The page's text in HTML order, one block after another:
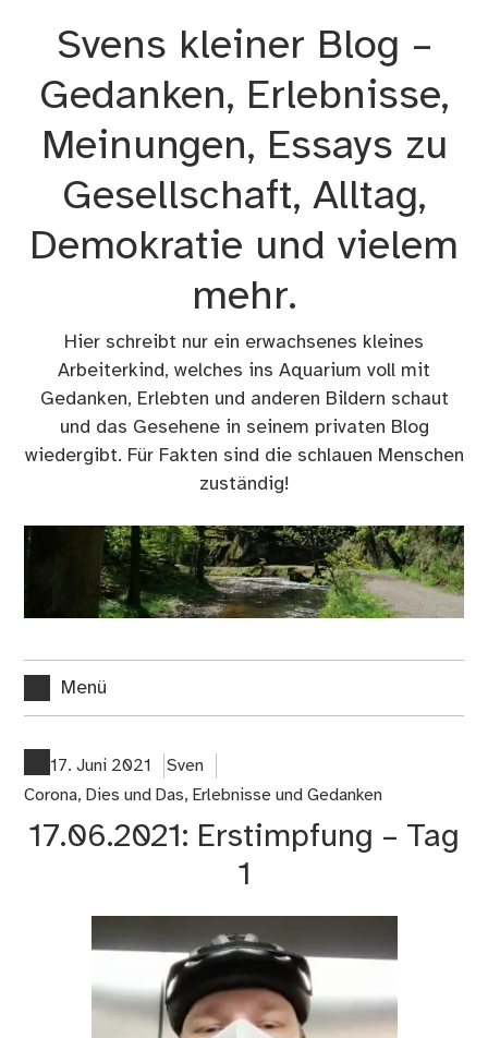
Svens kleiner Blog –
Gedanken, Erlebnisse,
Meinungen, Essays zu
Gesellschaft, Alltag,
Demokratie und vielem
mehr.
Hier schreibt nur ein erwachsenes kleines
Arbeiterkind, welches ins Aquarium voll mit
Gedanken, Erlebten und anderen Bildern schaut
und das Gesehene in seinem privaten Blog
wiedergibt. Für Fakten sind die schlauen Menschen
zuständig!
Menü
17. Juni 2021
Sven
Corona, Dies und Das, Erlebnisse und Gedanken
17.06.2021: Erstimpfung – Tag
1